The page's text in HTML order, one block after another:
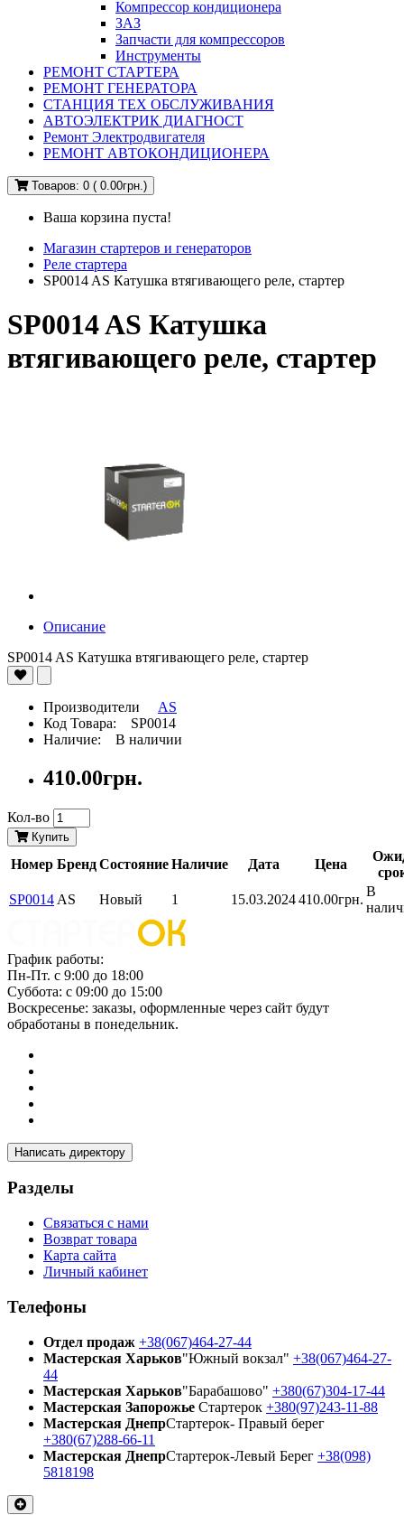
Компрессор кондиционера
ЗАЗ
Запчасти для компрессоров
Инструменты
РЕМОНТ СТАРТЕРА
РЕМОНТ ГЕНЕРАТОРА
СТАНЦИЯ ТЕХ ОБСЛУЖИВАНИЯ
АВТОЭЛЕКТРИК ДИАГНОСТ
Ремонт Электродвигателя
РЕМОНТ АВТОКОНДИЦИОНЕРА
Товаров: 0 ( 0.00грн.)
Ваша корзина пуста!
Магазин стартеров и генераторов
Реле стартера
SP0014 AS Катушка втягивающего реле, стартер
SP0014 AS Катушка
втягивающего реле, стартер
Описание
SP0014 AS Катушка втягивающего реле, стартер
Производители AS
Код Товара: SP0014
Наличие: В наличии
410.00грн.
Кол-во
Купить
Номер БрендСостояниеНаличие Дата Цена
SP0014 AS Новый 1 15.03.2024410.00грн.
В
График работы:
Пн-Пт. с 9:00 до 18:00
Суббота: с 09:00 до 15:00
Воскресенье: заказы, оформленные через сайт будут
обработаны в понедельник.
Написать директору
Разделы
Связаться с нами
Возврат товара
Карта сайта
Личный кабинет
Телефоны
Отдел продаж +38(067)464-27-44
Мастерская Харьков"Южный вокзал" +38(067)464-27-
44
Мастерская Харьков"Барабашово" +380(67)304-17-44
Мастерская Запорожье Стартерок +380(97)243-11-88
Мастерская ДнепрСтартерок- Правый берег
+380(67)288-66-11
Мастерская ДнепрСтартерок-Левый Берег +38(098)
5818198